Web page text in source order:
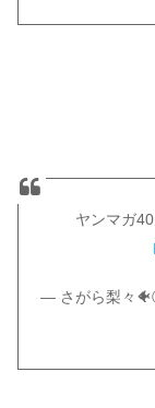
ヤンマガ
— さがら梨々